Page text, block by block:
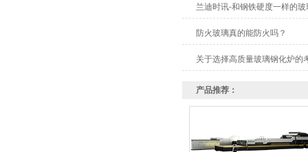
兰迪时讯-和钢铁硬度一样的玻
防火玻璃真的能防火吗？
关于选择高质量玻璃钢化炉的
产品推荐：